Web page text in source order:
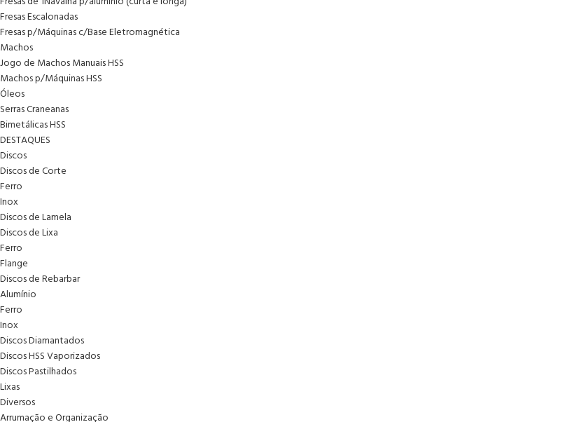
Fresas Escalonadas
Fresas p/Máquinas c/Base Eletromagnética
Machos
Jogo de Machos Manuais HSS
Machos p/Máquinas HSS
Óleos
Serras Craneanas
Bimetálicas HSS
DESTAQUES
Discos
Discos de Corte
Ferro
Inox
Discos de Lamela
Discos de Lixa
Ferro
Flange
Discos de Rebarbar
Alumínio
Ferro
Inox
Discos Diamantados
Discos HSS Vaporizados
Discos Pastilhados
Lixas
Diversos
Arrumação e Organização